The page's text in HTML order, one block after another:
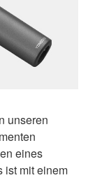
unseren
eines
ist mit einem